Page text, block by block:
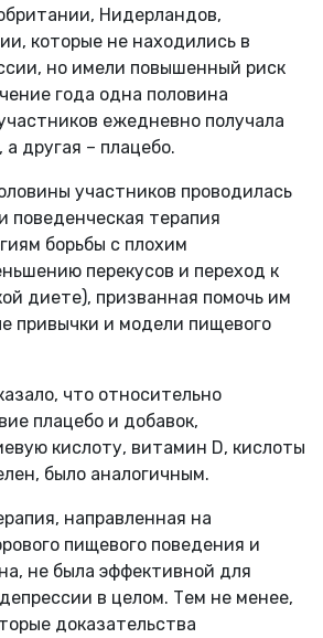
Нидерландов,
которые не находились в
но имели повышенный риск
года одна половина
ежедневно получала
другая – плацебо.
участников проводилась
поведенческая терапия
борьбы с плохим
перекусов и переход к
диете), призванная помочь им
привычки и модели пищевого
что относительно
плацебо и добавок,
кислоту, витамин D, кислоты
было аналогичным.
направленная на
пищевого поведения и
не была эффективной для
в целом. Тем не менее,
доказательства